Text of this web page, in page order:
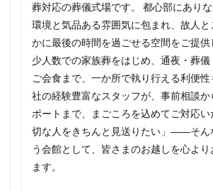
葬対応の葬儀式場です。 都心部にあり
環境と気品ある雰囲気に包まれ、故人
かに最後の時間を過ごせる空間をご提供
少人数での家族葬をはじめ、通夜・葬儀
ご会食まで、一か所で執り行える利便
社の経験豊富なスタッフが、事前相談
ポートまで、まごころを込めてご対応
切な人をきちんと見送りたい」――そん
う会館として、皆さまのお越しを心より
ます。